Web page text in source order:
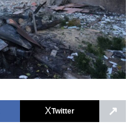
Twitter ↗